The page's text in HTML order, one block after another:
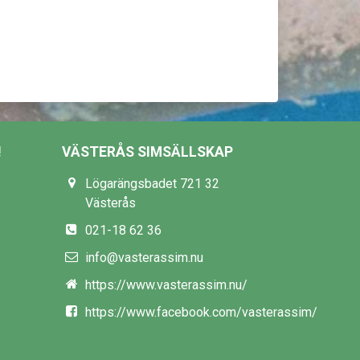
VÄSTERÅS SIMSÄLLSKAP
Lögarängsbadet 721 32
Västerås
021-18 62 36
info@vasterassim.nu
https://www.vasterassim.nu/
https://www.facebook.com/vasterassim/